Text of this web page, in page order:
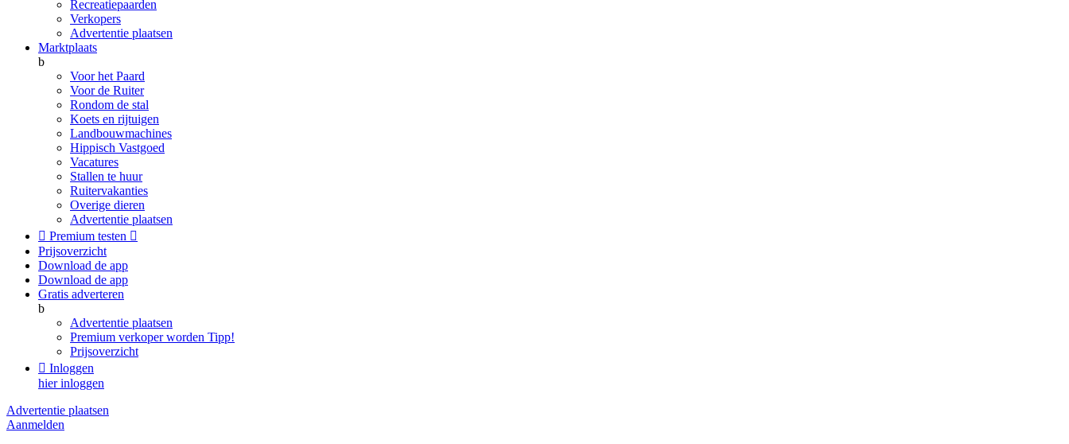
Recreatiepaarden
Verkopers
Advertentie plaatsen
Marktplaats
b
Voor het Paard
Voor de Ruiter
Rondom de stal
Koets en rijtuigen
Landbouwmachines
Hippisch Vastgoed
Vacatures
Stallen te huur
Ruitervakanties
Overige dieren
Advertentie plaatsen
 Premium testen 
Prijsoverzicht
Download de app
Download de app
Gratis adverteren
b
Advertentie plaatsen
Premium verkoper worden Tipp!
Prijsoverzicht
 Inloggen
hier inloggen
Advertentie plaatsen
Aanmelden